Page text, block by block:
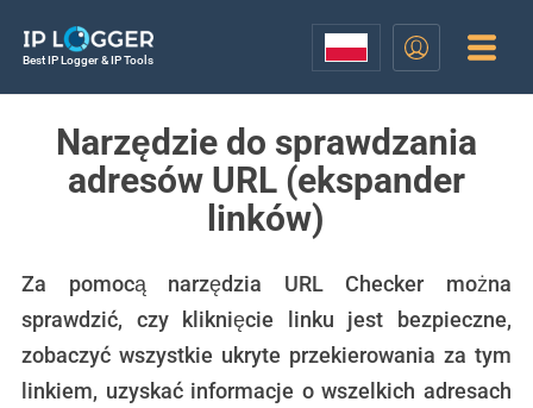
Best IP Logger & IP Tools
Narzędzie do sprawdzania
adresów URL (ekspander
linków)
Za pomocą narzędzia URL Checker można
sprawdzić, czy kliknięcie linku jest bezpieczne,
zobaczyć wszystkie ukryte przekierowania za tym
linkiem, uzyskać informacje o wszelkich adresach